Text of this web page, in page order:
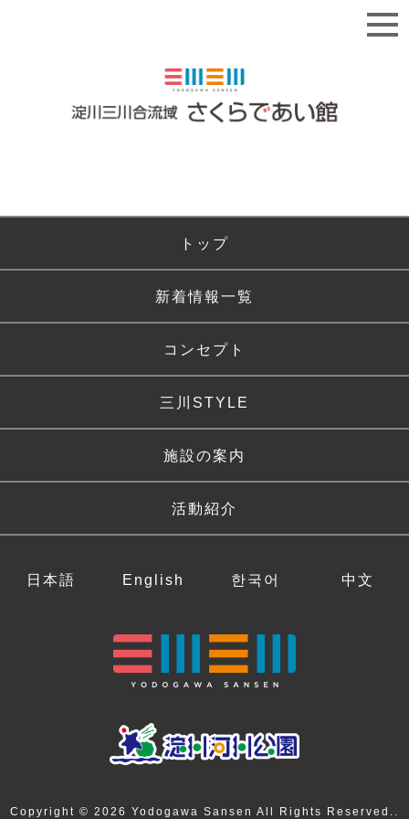
トップ
新着情報一覧
コンセプト
三川STYLE
施設の案内
活動紹介
日本語 English 한국어 中文
Copyright © 2026 Yodogawa Sansen All Rights Reserved..